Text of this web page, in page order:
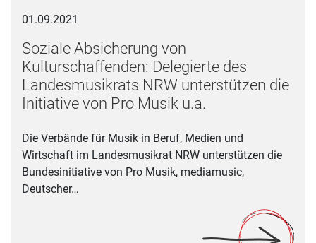
01.09.2021
Soziale Absicherung von
Kulturschaffenden: Delegierte des
Landesmusikrats NRW unterstützen die
Initiative von Pro Musik u.a.
Die Verbände für Musik in Beruf, Medien und
Wirtschaft im Landesmusikrat NRW unterstützen die
Bundesinitiative von Pro Musik, mediamusic,
Deutscher…